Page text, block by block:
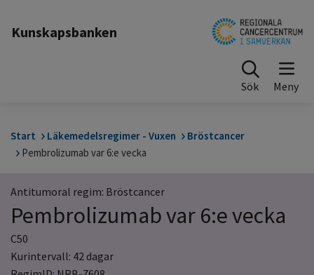
Kunskapsbanken
Sök
Start Läkemedelsregimer - Vuxen
Bröstcancer
Pembrolizumab var 6:e vecka
Antitumoral regim: Bröstcancer
Pembrolizumab var 6:e vecka
C50
Kurintervall: 42 dagar